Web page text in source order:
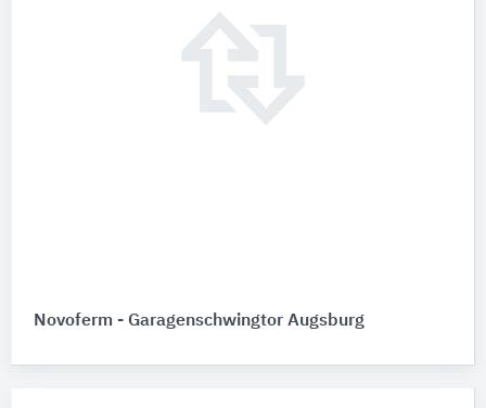
Novoferm - Garagenschwingtor Augsburg